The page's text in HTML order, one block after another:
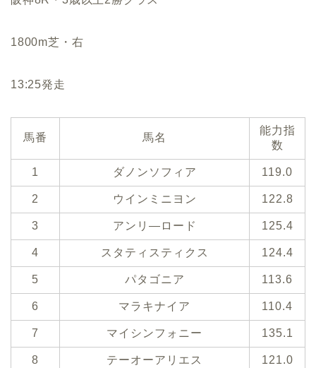
1800m芝・右
13:25発走
馬番 馬名
能力指
数
1 ダノンソフィア 119.0
2 ウインミニヨン 122.8
3 アンリ―ロード 125.4
4 スタティスティクス 124.4
5 パタゴニア 113.6
6 マラキナイア 110.4
7 マイシンフォニー 135.1
8 テーオーアリエス 121.0